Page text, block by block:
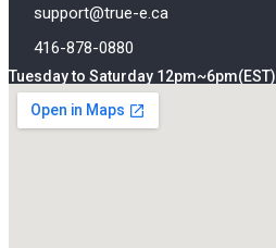
support@true-e.ca
416-878-0880
Tuesday to Saturday 12pm~6pm(EST)